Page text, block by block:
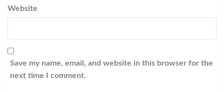
Website
Save my name, email, and website in this browser for the
next time I comment.